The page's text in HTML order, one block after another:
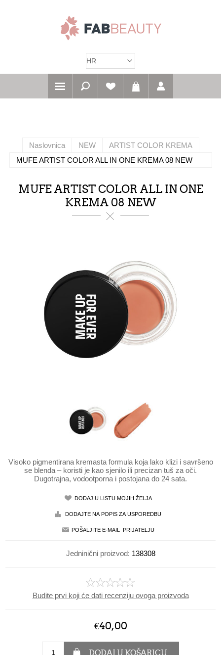
Naslovnica NEW
ARTIST COLOR KREMA
MUFE ARTIST COLOR ALL IN ONE KREMA 08 NEW
MUFE ARTIST COLOR ALL IN ONE
KREMA 08 NEW
Visoko pigmentirana kremasta formula koja lako klizi i savršeno
se blenda – koristi je kao sjenilo ili precizan tuš za oči.
Dugotrajna, vodootporna i postojana do 24 sata.
Jedninični proizvod: 138308
Budite prvi koji će dati recenziju ovoga proizvoda
€40,00